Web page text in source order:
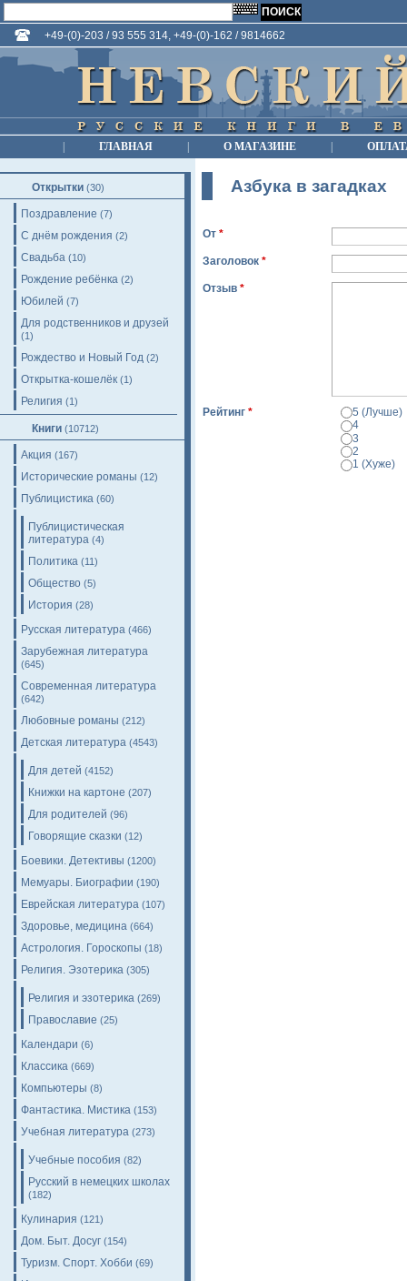
+49-(0)-203 / 93 555 314, +49-(0)-162 / 9814662
ГЛАВНАЯ О МАГАЗИНЕ
Открытки (30)
Поздравление (7)
С днём рождения (2)
Свадьба (10)
Рождение ребёнка (2)
Юбилей (7)
Для родственников и друзей
(1)
Рождество и Новый Год (2)
Открытка-кошелёк (1)
Религия (1)
Книги (10712)
Акция (167)
Исторические романы (12)
Публицистика (60)
Публицистическая
литература (4)
Политика (11)
Общество (5)
История (28)
Русская литература (466)
Зарубежная литература
(645)
Современная литература
(642)
Любовные романы (212)
Детская литература (4543)
Для детей (4152)
Книжки на картоне (207)
Для родителей (96)
Говорящие сказки (12)
Боевики. Детективы (1200)
Мемуары. Биографии (190)
Еврейская литература (107)
Здоровье, медицина (664)
Астрология. Гороскопы (18)
Религия. Эзотерика (305)
Религия и эзотерика (269)
Православие (25)
Календари (6)
Классика (669)
Компьютеры (8)
Фантастика. Мистика (153)
Учебная литература (273)
Учебные пособия (82)
Русский в немецких школах
(182)
Кулинария (121)
Дом. Быт. Досуг (154)
Туризм. Спорт. Хобби (69)
Азбука в загадках
От *
Заголовок *
Отзыв *
Рейтинг *
5 (Лучше)
4
3
2
1 (Хуже)